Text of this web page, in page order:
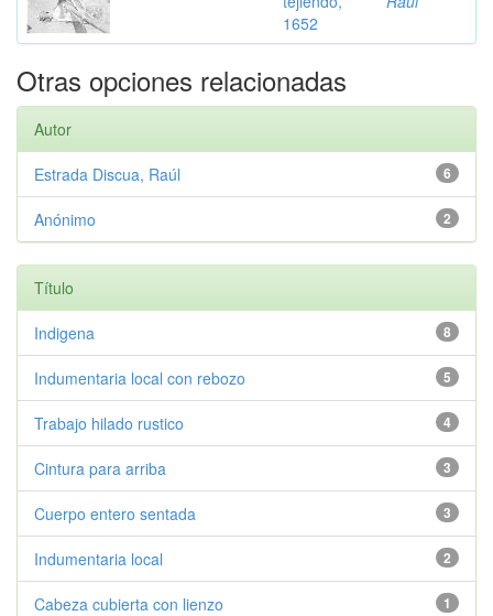
1652
Otras opciones relacionadas
Autor
6
Estrada Discua, Raúl
2
Anónimo
Título
8
Indigena
5
Indumentaria local con rebozo
4
Trabajo hilado rustico
3
Cintura para arriba
3
Cuerpo entero sentada
2
Indumentaria local
1
Cabeza cubierta con lienzo